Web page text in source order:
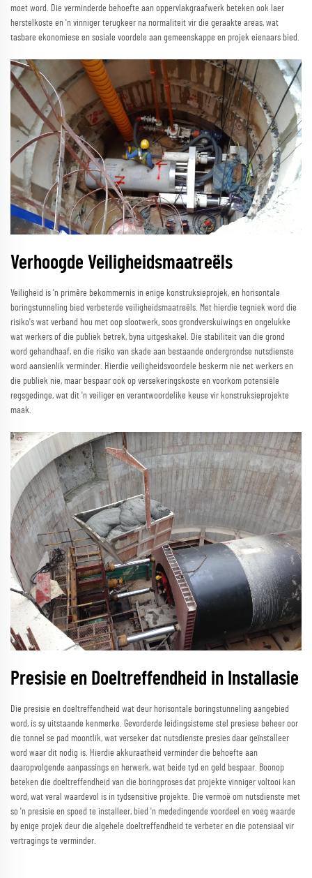
moet word. Die verminderde behoefte aan oppervlakgraafwerk beteken ook laer
herstelkoste en 'n vinniger terugkeer na normaliteit vir die geraakte areas, wat
tasbare ekonomiese en sosiale voordele aan gemeenskappe en projek eienaars bied.
Verhoogde Veiligheidsmaatreëls
Veiligheid is 'n primêre bekommernis in enige konstruksieprojek, en horisontale
boringstunneling bied verbeterde veiligheidsmaatreëls. Met hierdie tegniek word die
risiko's wat verband hou met oop slootwerk, soos grondverskuiwings en ongelukke
wat werkers of die publiek betrek, byna uitgeskakel. Die stabiliteit van die grond
word gehandhaaf, en die risiko van skade aan bestaande ondergrondse nutsdienste
word aansienlik verminder. Hierdie veiligheidsvoordele beskerm nie net werkers en
die publiek nie, maar bespaar ook op versekeringskoste en voorkom potensiële
regsgedinge, wat dit 'n veiliger en verantwoordelike keuse vir konstruksieprojekte
maak.
Presisie en Doeltreffendheid in Installasie
Die presisie en doeltreffendheid wat deur horisontale boringstunneling aangebied
word, is sy uitstaande kenmerke. Gevorderde leidingsisteme stel presiese beheer oor
die tonnel se pad moontlik, wat verseker dat nutsdienste presies daar geïnstalleer
word waar dit nodig is. Hierdie akkuraatheid verminder die behoefte aan
daaropvolgende aanpassings en herwerk, wat beide tyd en geld bespaar. Boonop
beteken die doeltreffendheid van die boringproses dat projekte vinniger voltooi kan
word, wat veral waardevol is in tydsensitive projekte. Die vermoë om nutsdienste met
so 'n presisie en spoed te installeer, bied 'n mededingende voordeel en voeg waarde
by enige projek deur die algehele doeltreffendheid te verbeter en die potensiaal vir
vertragings te verminder.